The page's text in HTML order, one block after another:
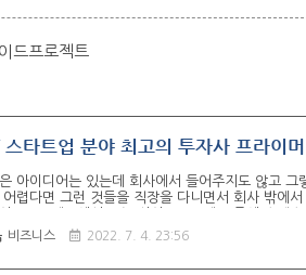
드프로젝트
아이디어는 있는데 회사에서 들어주지도 않고
어렵다면 그런 것들을 직장을 다니면서 회사 밖에
트업 위에서 얘기한 사이드프로젝트에서 수익화
하고 있는 직장인 창업의 상태를 스텔스 모드 (스
닌 것은 아닙니다. 그런 것들을 예비창업자라고도
비즈니스 2022. 7. 4. 23:56